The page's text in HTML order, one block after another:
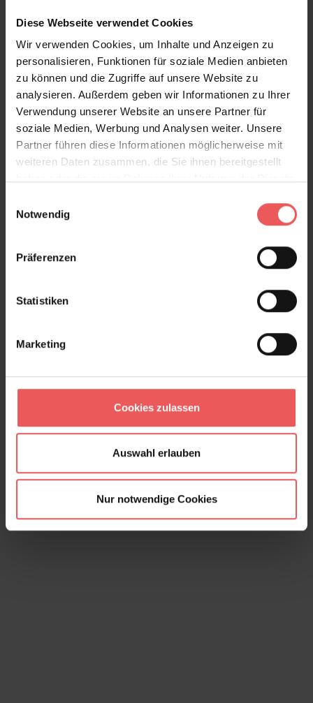
Diese Webseite verwendet Cookies
Wir verwenden Cookies, um Inhalte und Anzeigen zu
personalisieren, Funktionen für soziale Medien anbieten
zu können und die Zugriffe auf unsere Website zu
analysieren. Außerdem geben wir Informationen zu Ihrer
Verwendung unserer Website an unsere Partner für
soziale Medien, Werbung und Analysen weiter. Unsere
Partner führen diese Informationen möglicherweise mit
weiteren Daten zusammen, die Sie ihnen bereitgestellt
Notwendig
Präferenzen
Statistiken
Marketing
Cookies zulassen
Auswahl erlauben
Nur notwendige Cookies
Blümchen, col. 01
213,50 €
213,50 €